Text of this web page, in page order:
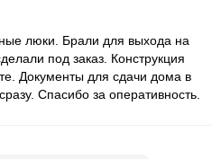
люки. Брали для выхода на
под заказ. Конструкция
Документы для сдачи дома в
Спасибо за оперативность.